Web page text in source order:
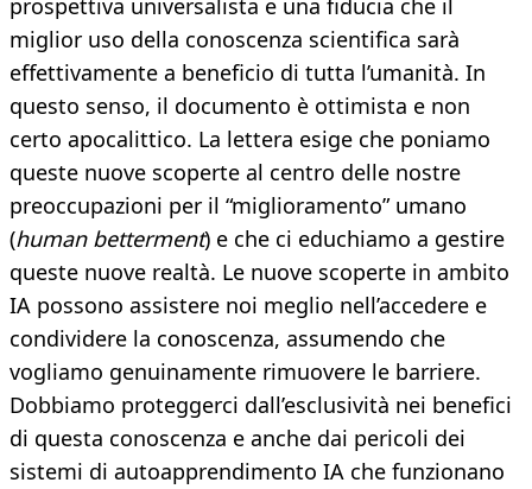
prospettiva universalista e una fiducia che il
miglior uso della conoscenza scientifica sarà
effettivamente a beneficio di tutta l’umanità. In
questo senso, il documento è ottimista e non
certo apocalittico. La lettera esige che poniamo
queste nuove scoperte al centro delle nostre
preoccupazioni per il “miglioramento” umano
(human betterment) e che ci educhiamo a gestire
queste nuove realtà. Le nuove scoperte in ambito
IA possono assistere noi meglio nell’accedere e
condividere la conoscenza, assumendo che
vogliamo genuinamente rimuovere le barriere.
Dobbiamo proteggerci dall’esclusività nei benefici
di questa conoscenza e anche dai pericoli dei
sistemi di autoapprendimento IA che funzionano